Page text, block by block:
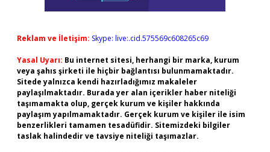
Reklam ve İletişim: Skype: live:.cid.575569c608265c69
Yasal Uyarı: Bu internet sitesi, herhangi bir marka, kurum
veya şahıs şirketi ile hiçbir bağlantısı bulunmamaktadır.
Sitede yalnızca kendi hazırladığımız makaleler
paylaşılmaktadır. Burada yer alan içerikler haber niteliği
taşımamakta olup, gerçek kurum ve kişiler hakkında
paylaşım yapılmamaktadır. Gerçek kurum ve kişiler ile isim
benzerlikleri tamamen tesadüfidir. Sitemizdeki bilgiler
taslak halindedir ve tavsiye niteliği taşımazlar.